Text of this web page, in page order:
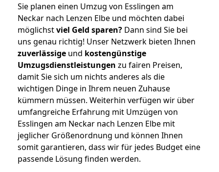
Sie planen einen Umzug von Esslingen am
Neckar nach Lenzen Elbe und möchten dabei
möglichstviel Geld sparen? Dann sind Sie bei
uns genau richtig! Unser Netzwerk bieten Ihnen
zuverlässige und kostengünstige
Umzugsdienstleistungen zu fairen Preisen,
damit Sie sich um nichts anderes als die
wichtigen Dinge in Ihrem neuen Zuhause
kümmern müssen. Weiterhin verfügen wir über
umfangreiche Erfahrung mit Umzügen von
Esslingen am Neckar nach Lenzen Elbe mit
jeglicher Größenordnung und können Ihnen
somit garantieren, dass wir für jedes Budget eine
passende Lösung finden werden.